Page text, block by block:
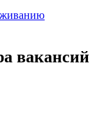
вакансий